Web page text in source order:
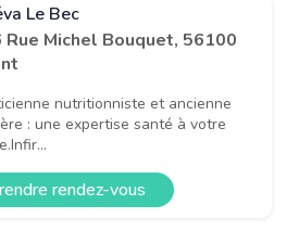
Le Bec
Rue Michel Bouquet, 56100
nutritionniste et ancienne
: une expertise santé à votre
rendez-vous